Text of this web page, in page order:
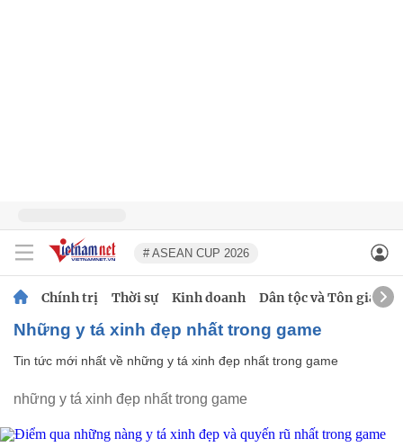
# ASEAN CUP 2026
Chính trị Thời sự Kinh doanh Dân tộc và Tôn giáo
những y tá xinh đẹp nhất trong game
Tin tức mới nhất về những y tá xinh đẹp nhất trong game
những y tá xinh đẹp nhất trong game